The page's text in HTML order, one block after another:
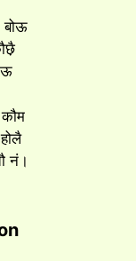
कौम
नं।